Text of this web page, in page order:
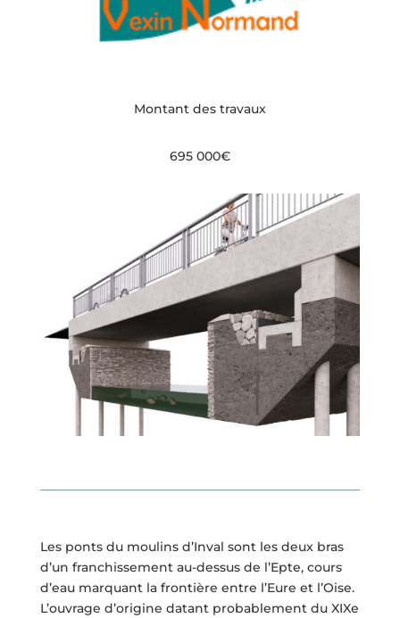
Montant des travaux
695 000€
Les ponts du moulins d’Inval sont les deux bras
d’un franchissement au-dessus de l’Epte, cours
d’eau marquant la frontière entre l’Eure et l’Oise.
L’ouvrage d’origine datant probablement du XIXe